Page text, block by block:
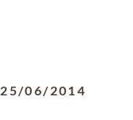
25/06/2014